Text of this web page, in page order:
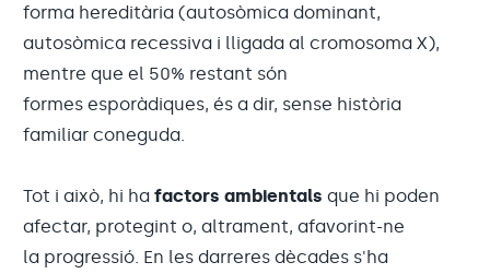
forma hereditària (autosòmica dominant,
autosòmica recessiva i lligada al cromosoma X),
mentre que el 50% restant són
formes esporàdiques, és a dir, sense història
familiar coneguda.
Tot i això, hi ha factors ambientals que hi poden
afectar, protegint o, altrament, afavorint-ne
la progressió. En les darreres dècades s'ha